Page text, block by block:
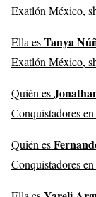
Exatlón México,
Ella esTanya
Exatlón México,
Quién es
Conquistadores
Quién es
Conquistadores